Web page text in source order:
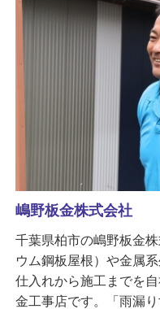
嶋野板金株式会社
千葉県柏市の嶋野板金
ウム鋼板屋根）や金属
仕入れから施工までを
金工事店です。「雨漏